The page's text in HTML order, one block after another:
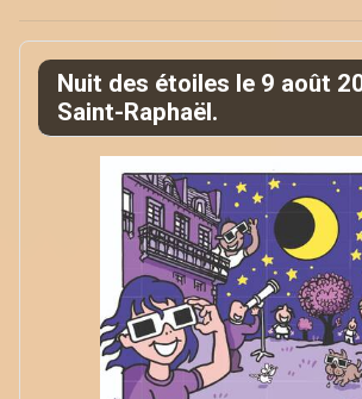
Nuit des étoiles le 9 août
Saint-Raphaël.